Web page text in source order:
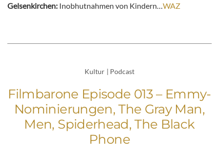
Gelsenkirchen: Inobhutnahmen von Kindern… WAZ
Kultur | Podcast
Filmbarone Episode 013 – Emmy-
Nominierungen, The Gray Man,
Men, Spiderhead, The Black
Phone